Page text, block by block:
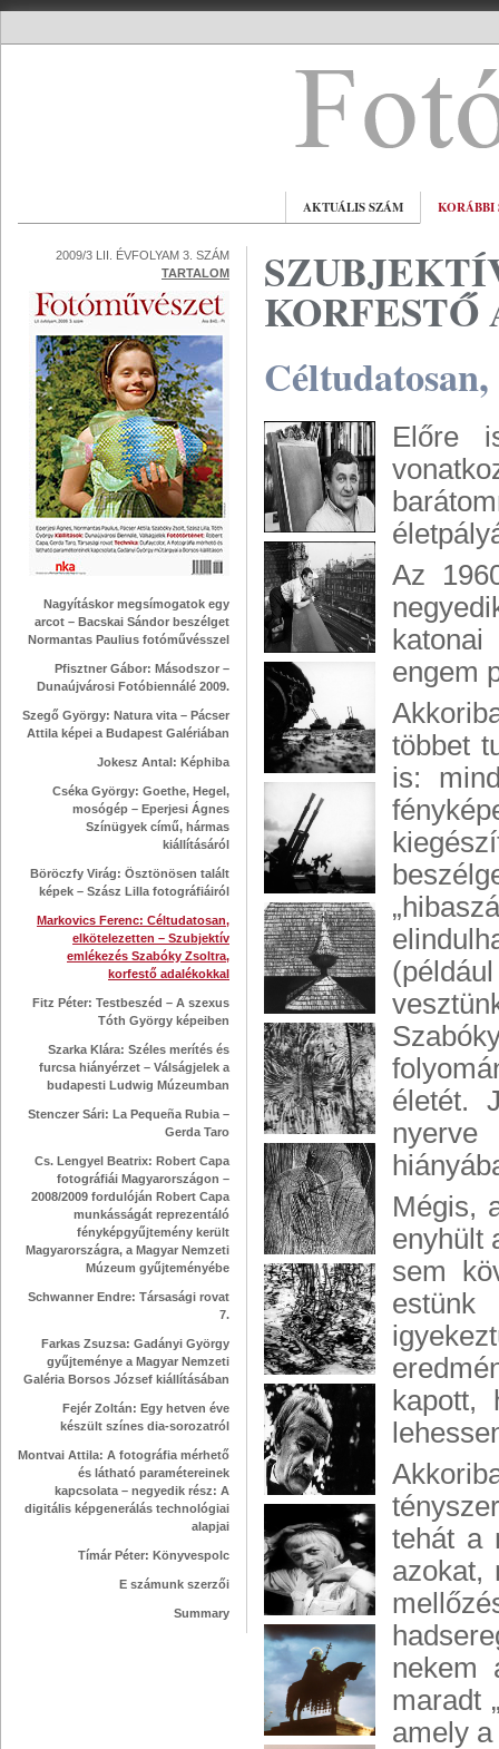
AKTUÁLIS SZÁM KORÁBBI
2009/3 LII. ÉVFOLYAM 3. SZÁM
TARTALOM
Nagyításkor megsímogatok egy
arcot – Bacskai Sándor beszélget
Normantas Paulius fotóművésszel
Pfisztner Gábor: Másodszor –
Dunaújvárosi Fotóbiennálé 2009.
Szegő György: Natura vita – Pácser
Attila képei a Budapest Galériában
Jokesz Antal: Képhiba
Cséka György: Goethe, Hegel,
mosógép – Eperjesi Ágnes
Színügyek című, hármas
kiállításáról
Böröczfy Virág: Ösztönösen talált
képek – Szász Lilla fotográfiáiról
Markovics Ferenc: Céltudatosan,
elkötelezetten – Szubjektív
emlékezés Szabóky Zsoltra,
korfestő adalékokkal
Fitz Péter: Testbeszéd – A szexus
Tóth György képeiben
Szarka Klára: Széles merítés és
furcsa hiányérzet – Válságjelek a
budapesti Ludwig Múzeumban
Stenczer Sári: La Pequeña Rubia –
Gerda Taro
Cs. Lengyel Beatrix: Robert Capa
fotográfiái Magyarországon –
2008/2009 fordulóján Robert Capa
munkásságát reprezentáló
fényképgyűjtemény került
Magyarországra, a Magyar Nemzeti
Múzeum gyűjteményébe
Schwanner Endre: Társasági rovat
7.
Farkas Zsuzsa: Gadányi György
gyűjteménye a Magyar Nemzeti
Galéria Borsos József kiállításában
Fejér Zoltán: Egy hetven éve
készült színes dia-sorozatról
Montvai Attila: A fotográfia mérhető
és látható paramétereinek
kapcsolata – negyedik rész: A
digitális képgenerálás technológiai
alapjai
Tímár Péter: Könyvespolc
E számunk szerzői
Summary
Előre
Az
engem
többet
is:
életét.
nyerve
Mégis,
enyhült
sem
kapott,
tehát a
azokat,
nekem
maradt
amely